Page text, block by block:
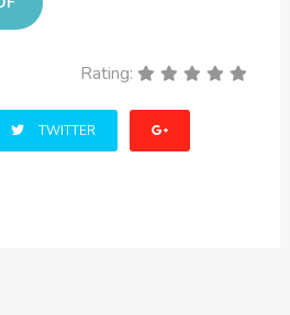
Rating:
TWITTER